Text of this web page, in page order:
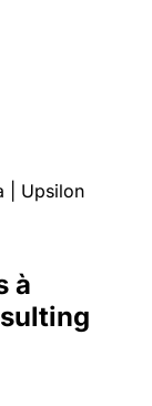
| Upsilon
à